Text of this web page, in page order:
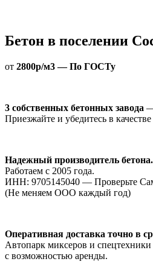
Бетон в поселении
от 2800р/м3 — По ГОСТу
3 собственных бетонных завода
Приезжайте и убедитесь в качестве
Надежный производитель бетона.
Работаем с 2005 года.
ИНН: 9705145040 — Проверьте
(Не меняем ООО каждый год)
Оперативная доставка точно в
Автопарк миксеров и спецтехники
с возможностью аренды.